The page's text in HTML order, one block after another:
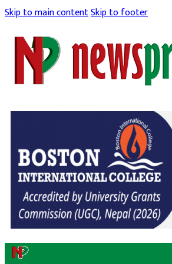
Skip to main contentSkip to footer